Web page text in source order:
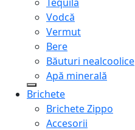
Vodcă
Vermut
Bere
Băuturi nealcoolice
Apă minerală
Brichete
Brichete Zippo
Accesorii